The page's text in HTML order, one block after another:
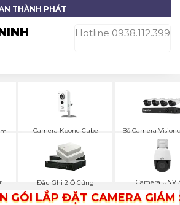
THÀNH PHÁT
Hotline 0938.112.399
Camera Kbone Cube
Bộ Camera
Color
Đầu Ghi 2 Ổ Cứng Camera UNV
GÓI LẮP ĐẶT CAMERA GIÁM